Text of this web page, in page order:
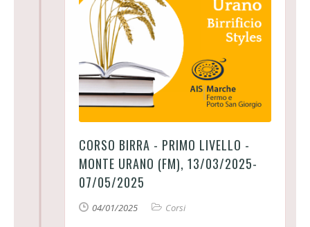
CORSO BIRRA - PRIMO LIVELLO -
MONTE URANO (FM), 13/03/2025-
07/05/2025
04/01/2025 Corsi